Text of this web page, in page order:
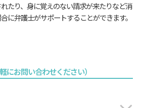
たり、身に覚えのない請求が来たりなど消
に弁護士がサポートすることができます。
にお問い合わせください）